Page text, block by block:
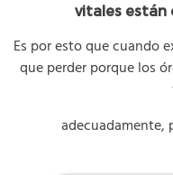
vitales están
Es por esto que cuando
que perder porque los
adecuadamente,